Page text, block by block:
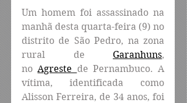
Um homem foi assassinado na
manhã desta quarta-feira (9) no
distrito de São Pedro, na zona
rural de Garanhuns,
no Agreste de Pernambuco. A
vítima, identificada como
Alisson Ferreira, de 34 anos, foi